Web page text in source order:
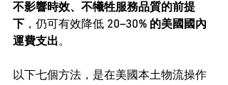
不影響時效、不犧牲服務品質的前提
下 ，仍可有效降低 20–30% 的美國國內
運費支出。
以下七個方法，是在美國本土物流操作